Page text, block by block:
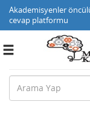
Akademisyenler
cevap platformu
Toggle